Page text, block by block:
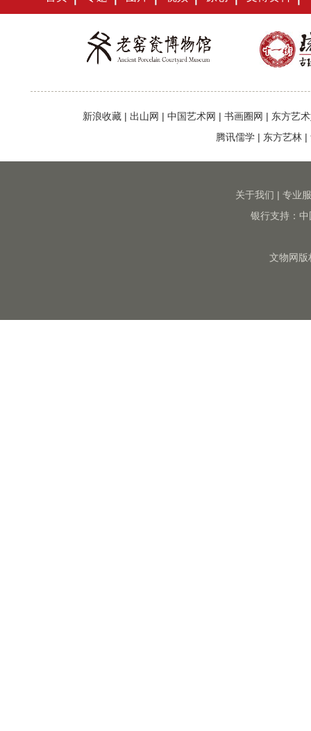
新浪收藏 | 出山网 | 中国艺术网 | 书画圈网 | 东方艺
腾讯儒学 | 东方艺林 |
关于我们 | 专业
银行支持：
文物网